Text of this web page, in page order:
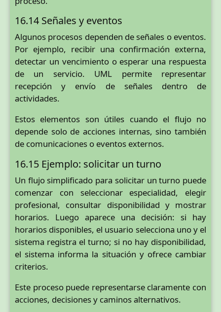
16.14 Señales y eventos
Algunos procesos dependen de señales o eventos.
Por ejemplo, recibir una confirmación externa,
detectar un vencimiento o esperar una respuesta
de un servicio. UML permite representar
recepción y envío de señales dentro de
actividades.
Estos elementos son útiles cuando el flujo no
depende solo de acciones internas, sino también
de comunicaciones o eventos externos.
16.15 Ejemplo: solicitar un turno
Un flujo simplificado para solicitar un turno puede
comenzar con seleccionar especialidad, elegir
profesional, consultar disponibilidad y mostrar
horarios. Luego aparece una decisión: si hay
horarios disponibles, el usuario selecciona uno y el
sistema registra el turno; si no hay disponibilidad,
el sistema informa la situación y ofrece cambiar
criterios.
Este proceso puede representarse claramente con
acciones, decisiones y caminos alternativos.